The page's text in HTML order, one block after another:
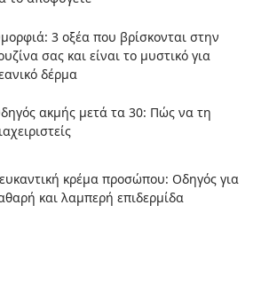
3 οξέα που βρίσκονται στην
σας και είναι το μυστικό για
δέρμα
ακμής μετά τα 30: Πώς να τη
κρέμα προσώπου: Οδηγός για
και λαμπερή επιδερμίδα